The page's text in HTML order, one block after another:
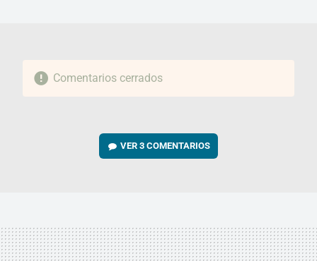
Comentarios cerrados
VER3 COMENTARIOS